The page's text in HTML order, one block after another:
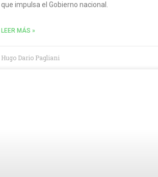
que impulsa el Gobierno nacional.
LEER MÁS »
Hugo Dario Pagliani